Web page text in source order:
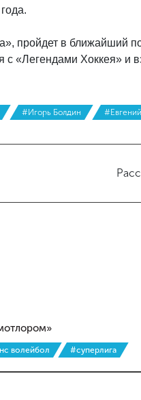
пройдет в ближайший
с «Легендами Хоккея» и
#Игорь Болдин
волейбол #суперлига